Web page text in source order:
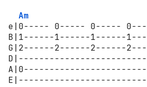
Am
e|0----- 0----- 0-----
B|1------1------1------
G|2------2------2------